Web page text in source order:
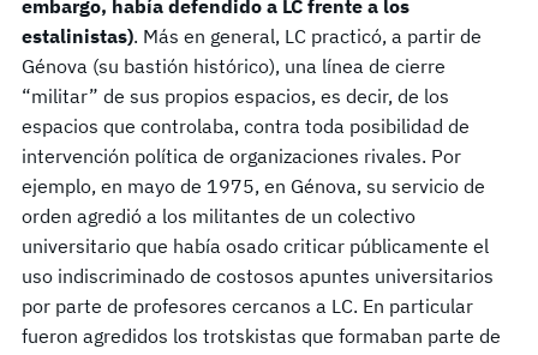
embargo, había defendido a LC frente a los
estalinistas). Más en general, LC practicó, a partir de
Génova (su bastión histórico), una línea de cierre
“militar” de sus propios espacios, es decir, de los
espacios que controlaba, contra toda posibilidad de
intervención política de organizaciones rivales. Por
ejemplo, en mayo de 1975, en Génova, su servicio de
orden agredió a los militantes de un colectivo
universitario que había osado criticar públicamente el
uso indiscriminado de costosos apuntes universitarios
por parte de profesores cercanos a LC. En particular
fueron agredidos los trotskistas que formaban parte de